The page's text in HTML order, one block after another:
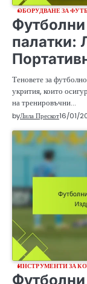
ОБОРУДВАНЕ ЗА
палатки:
Теновете за
укрития, които
на тренировъчни…
byЛила Прескот16/01/
ИНСТРУМЕНТИ ЗА
Футболни